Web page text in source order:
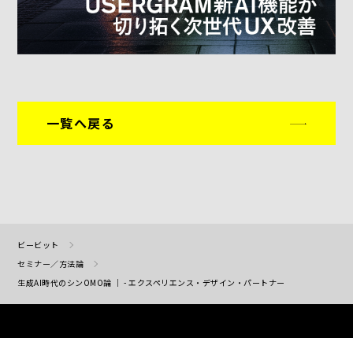
一覧へ戻る
ビービット
セミナー／方法論
生成AI時代のシンOMO論 ｜ - エクスペリエンス・デザイン・パートナー